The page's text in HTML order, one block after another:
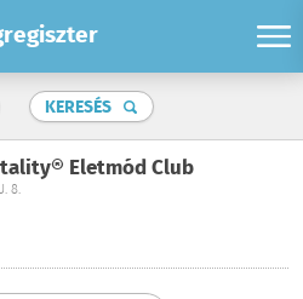
KERESÉS
Életmód Club
8.